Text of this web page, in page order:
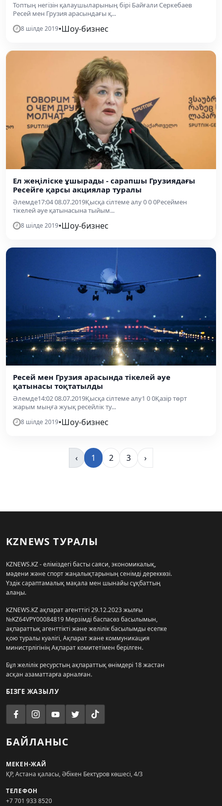
Топтың негізін қалаушыларының бірі Байғали Серкебаев
Ресей мен Грузия арасындағы қ...
8 шілде 2019•Шоу-бизнес
Ел жеңіліске ұшырады - сарапшы Грузиядағы
Ресейге қарсы акциялар туралы
Әлемде17:04 08.07.2019Қысқа сілтеме алу 0 0 0Ресеймен
тікелей әуе қатынасына тыйым...
8 шілде 2019•Шоу-бизнес
Ресей мен Грузия арасында тікелей әуе
қатынасы тоқтатылды
Әлемде14:02 08.07.2019Қысқа сілтеме алу1 0 0Қазір төрт
жарым мыңға жуық ресейлік ту...
8 шілде 2019•Шоу-бизнес
‹ 1 2 3 ›
KZNEWS ТУРАЛЫ
KZNEWS.KZ - еліміздегі басты саяси, экономикалық,
мәдени және спорт жаңалықтарының сенімді дереккөзі.
Үздік сараптамалық мақала мен шынайы сұқбаттың
алаңы.
KZNEWS.KZ ақпарат агенттігі 29.12.2023 жылғы
№KZ64VPY00084819 Мерзімді баспасөз басылымын,
ақпараттық агенттікті және желілік басылымды есепке
қою туралы куәлігі, Ақпарат және коммуникация
министрлігінің Ақпарат комитетімен берілген.
Бұл желілік ресурстың ақпараттық өнімдері 18 жастан
асқан азаматтарға арналған.
БІЗГЕ ЖАЗЫЛУ
БАЙЛАНЫС
МЕКЕН-ЖАЙ
ҚР, Астана қаласы, Әбікен Бектұров көшесі, 4/3
ТЕЛЕФОН
+7 701 933 8520